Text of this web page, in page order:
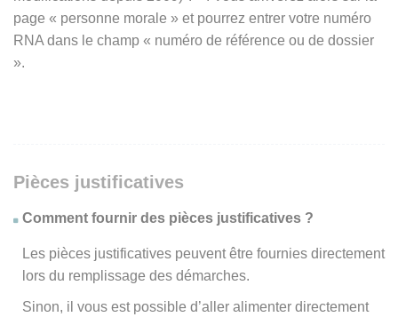
page « personne morale » et pourrez entrer votre numéro
RNA dans le champ « numéro de référence ou de dossier
».
Pièces justificatives
Comment fournir des pièces justificatives ?
Les pièces justificatives peuvent être fournies directement
lors du remplissage des démarches.
Sinon, il vous est possible d’aller alimenter directement